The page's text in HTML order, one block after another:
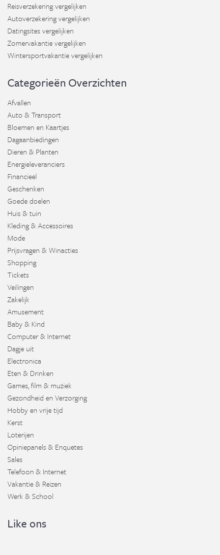
Reisverzekering vergelijken
Autoverzekering vergelijken
Datingsites vergelijken
Zomervakantie vergelijken
Wintersportvakantie vergelijken
Categorieën Overzichten
Afvallen
Auto & Transport
Bloemen en Kaartjes
Dagaanbiedingen
Dieren & Planten
Energieleveranciers
Financieel
Geschenken
Goede doelen
Huis & tuin
Kleding & Accessoires
Mode
Prijsvragen & Winacties
Shopping
Tickets
Veilingen
Zakelijk
Amusement
Baby & Kind
Computer & Internet
Dagje uit
Electronica
Eten & Drinken
Games, film & muziek
Gezondheid en Verzorging
Hobby en vrije tijd
Kerst
Loterijen
Opiniepanels & Enquetes
Sales
Telefoon & Internet
Vakantie & Reizen
Werk & School
Like ons